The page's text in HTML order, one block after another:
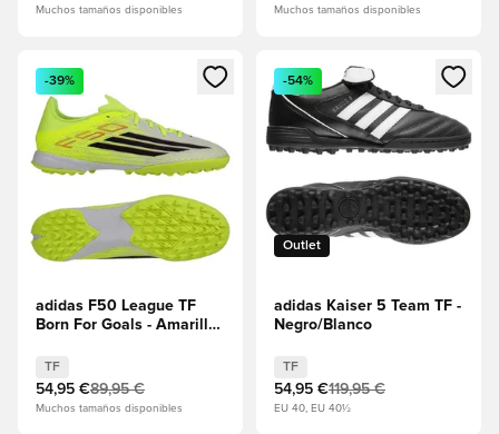
Muchos tamaños disponibles Muchos tamaños disponibles
Abre un modal para iniciar sesión o registrarse como
-39%
adidas F50 League TF
Born For Goals - Amarillo
lúcido
TF
54,95 €89,95 €
Muchos tamaños disponibles
Abre un modal para iniciar
Outlet
-54%
adidas Kaiser 5 Team TF -
Negro/Blanco
TF
54,95 €119,95 €
EU 40, EU 40½